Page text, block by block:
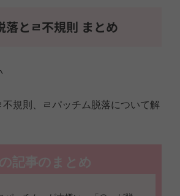
落とㄹ不規則 まとめ
規則、ㄹパッチム脱落について解
記事のまとめ